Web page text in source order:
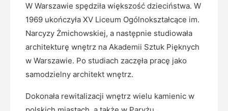
W Warszawie spędziła większość dzieciństwa. W
1969 ukończyła XV Liceum Ogólnokształcące im.
Narcyzy Żmichowskiej, a następnie studiowała
architekturę wnętrz na Akademii Sztuk Pięknych
w Warszawie. Po studiach zaczęła pracę jako
samodzielny architekt wnętrz.
Dokonała rewitalizacji wnętrz wielu kamienic w